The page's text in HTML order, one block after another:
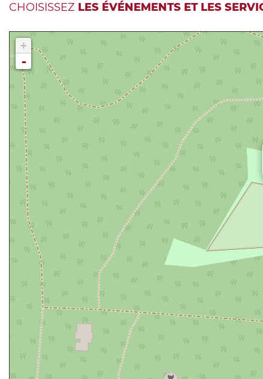
CHOISISSEZ LES ÉVÉNEMENTS ET LES
+
-